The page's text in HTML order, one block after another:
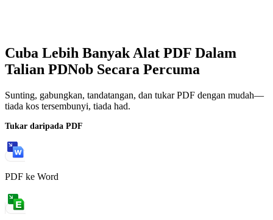
Cuba Lebih Banyak Alat PDF Dalam
Talian PDNob Secara Percuma
Sunting, gabungkan, tandatangan, dan tukar PDF dengan mudah—
tiada kos tersembunyi, tiada had.
Tukar daripada PDF
PDF ke Word